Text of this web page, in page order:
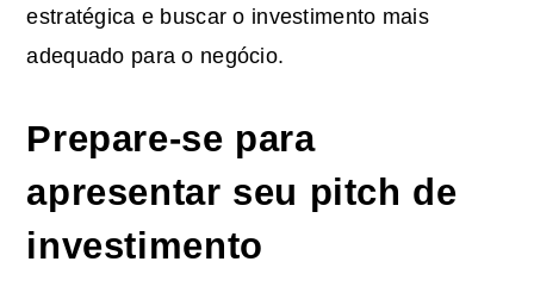
estratégica e buscar o investimento mais
adequado para o negócio.
Prepare-se para
apresentar seu pitch de
investimento